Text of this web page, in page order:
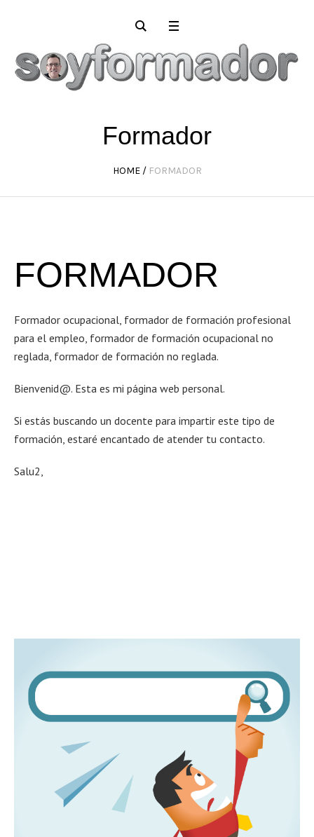
Formador
HOME / FORMADOR
FORMADOR
Formador ocupacional, formador de formación profesional
para el empleo, formador de formación ocupacional no
reglada, formador de formación no reglada.
Bienvenid@. Esta es mi página web personal.
Si estás buscando un docente para impartir este tipo de
formación, estaré encantado de atender tu contacto.
Salu2,